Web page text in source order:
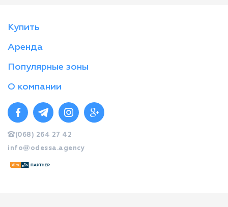
Купить
Аренда
Популярные зоны
О компании
(068) 264 27 42
info@odessa.agency